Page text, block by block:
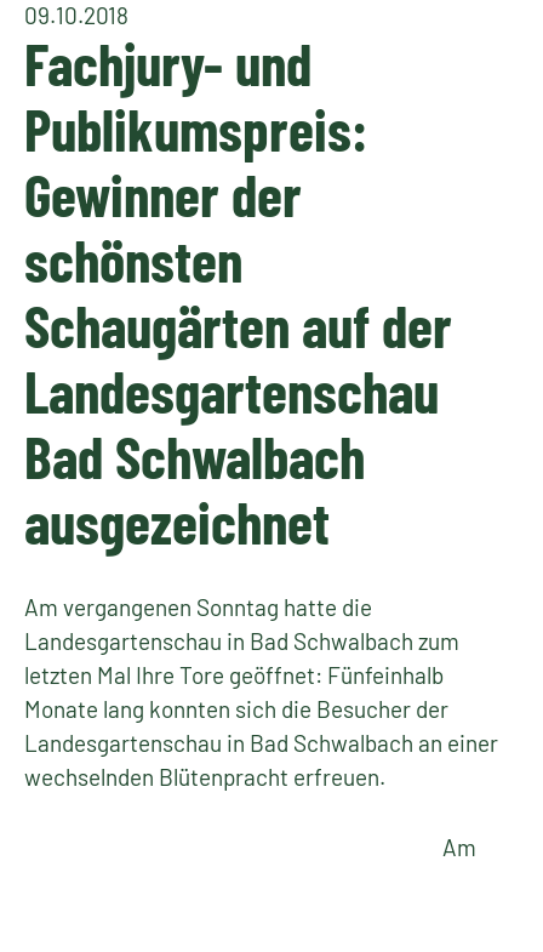
09.10.2018
Fachjury- und
Publikumspreis:
Gewinner der
schönsten
Schaugärten auf der
Landesgartenschau
Bad Schwalbach
ausgezeichnet
Am vergangenen Sonntag hatte die
Landesgartenschau in Bad Schwalbach zum
letzten Mal Ihre Tore geöffnet: Fünfeinhalb
Monate lang konnten sich die Besucher der
Landesgartenschau in Bad Schwalbach an einer
wechselnden Blütenpracht erfreuen.
Am